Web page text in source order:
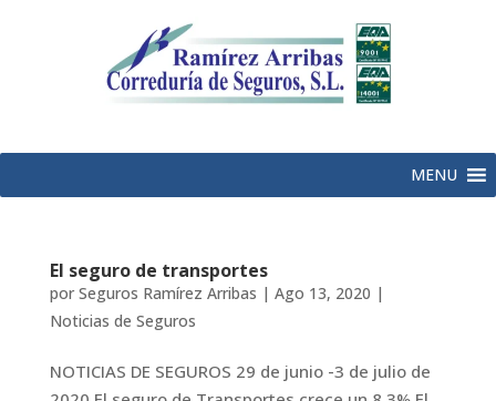
MENU
El seguro de transportes
por Seguros Ramírez Arribas | Ago 13, 2020 |
Noticias de Seguros
NOTICIAS DE SEGUROS 29 de junio -3 de julio de